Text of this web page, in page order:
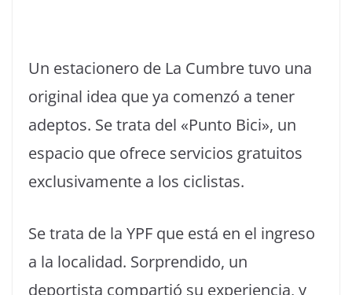
Un estacionero de La Cumbre tuvo una
original idea que ya comenzó a tener
adeptos. Se trata del «Punto Bici», un
espacio que ofrece servicios gratuitos
exclusivamente a los ciclistas.
Se trata de la YPF que está en el ingreso
a la localidad. Sorprendido, un
deportista compartió su experiencia, y